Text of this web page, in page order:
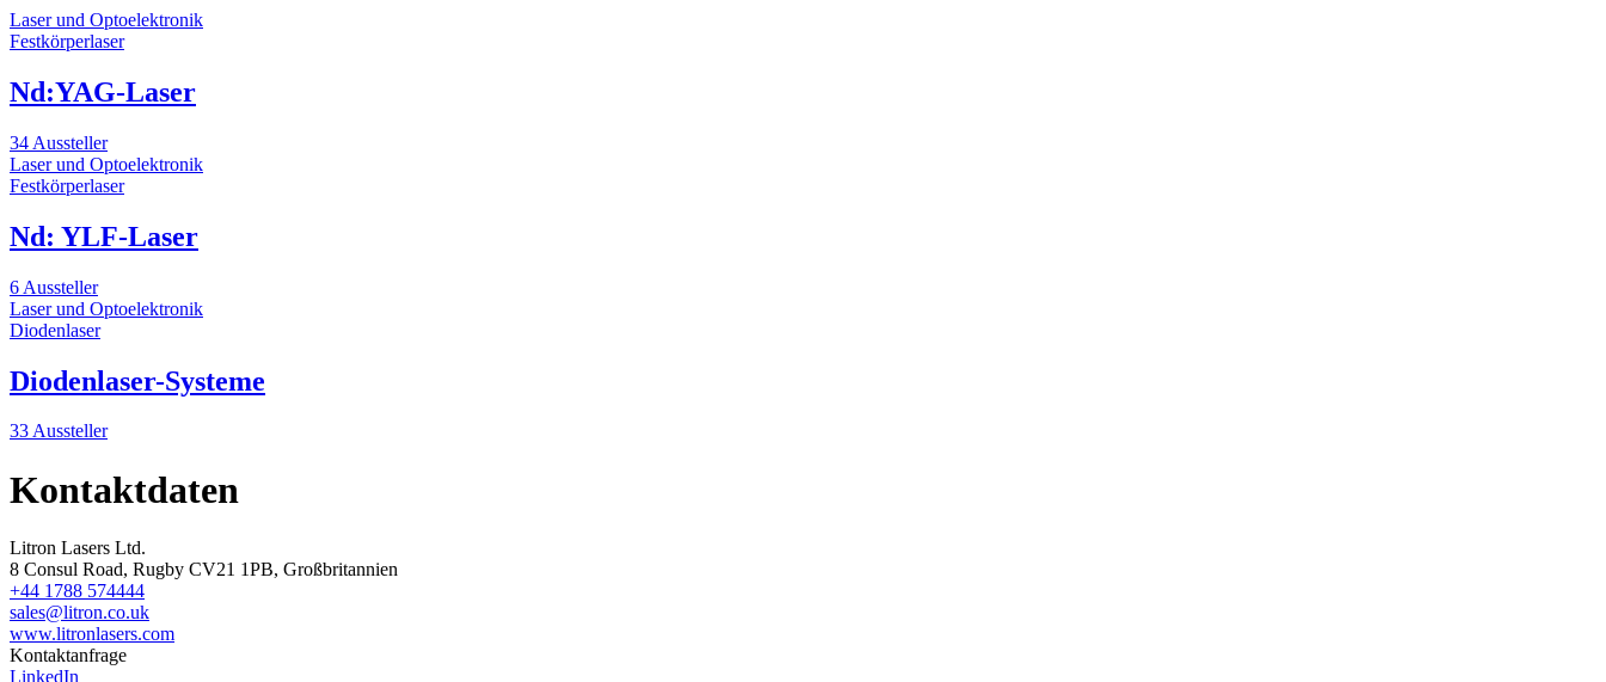
Laser und Optoelektronik
Festkörperlaser
Nd:YAG-Laser
34 Aussteller
Laser und Optoelektronik
Festkörperlaser
Nd: YLF-Laser
6 Aussteller
Laser und Optoelektronik
Diodenlaser
Diodenlaser-Systeme
33 Aussteller
Kontaktdaten
Litron Lasers Ltd.
8 Consul Road, Rugby CV21 1PB, Großbritannien
+44 1788 574444
sales@litron.co.uk
www.litronlasers.com
Kontaktanfrage
LinkedIn